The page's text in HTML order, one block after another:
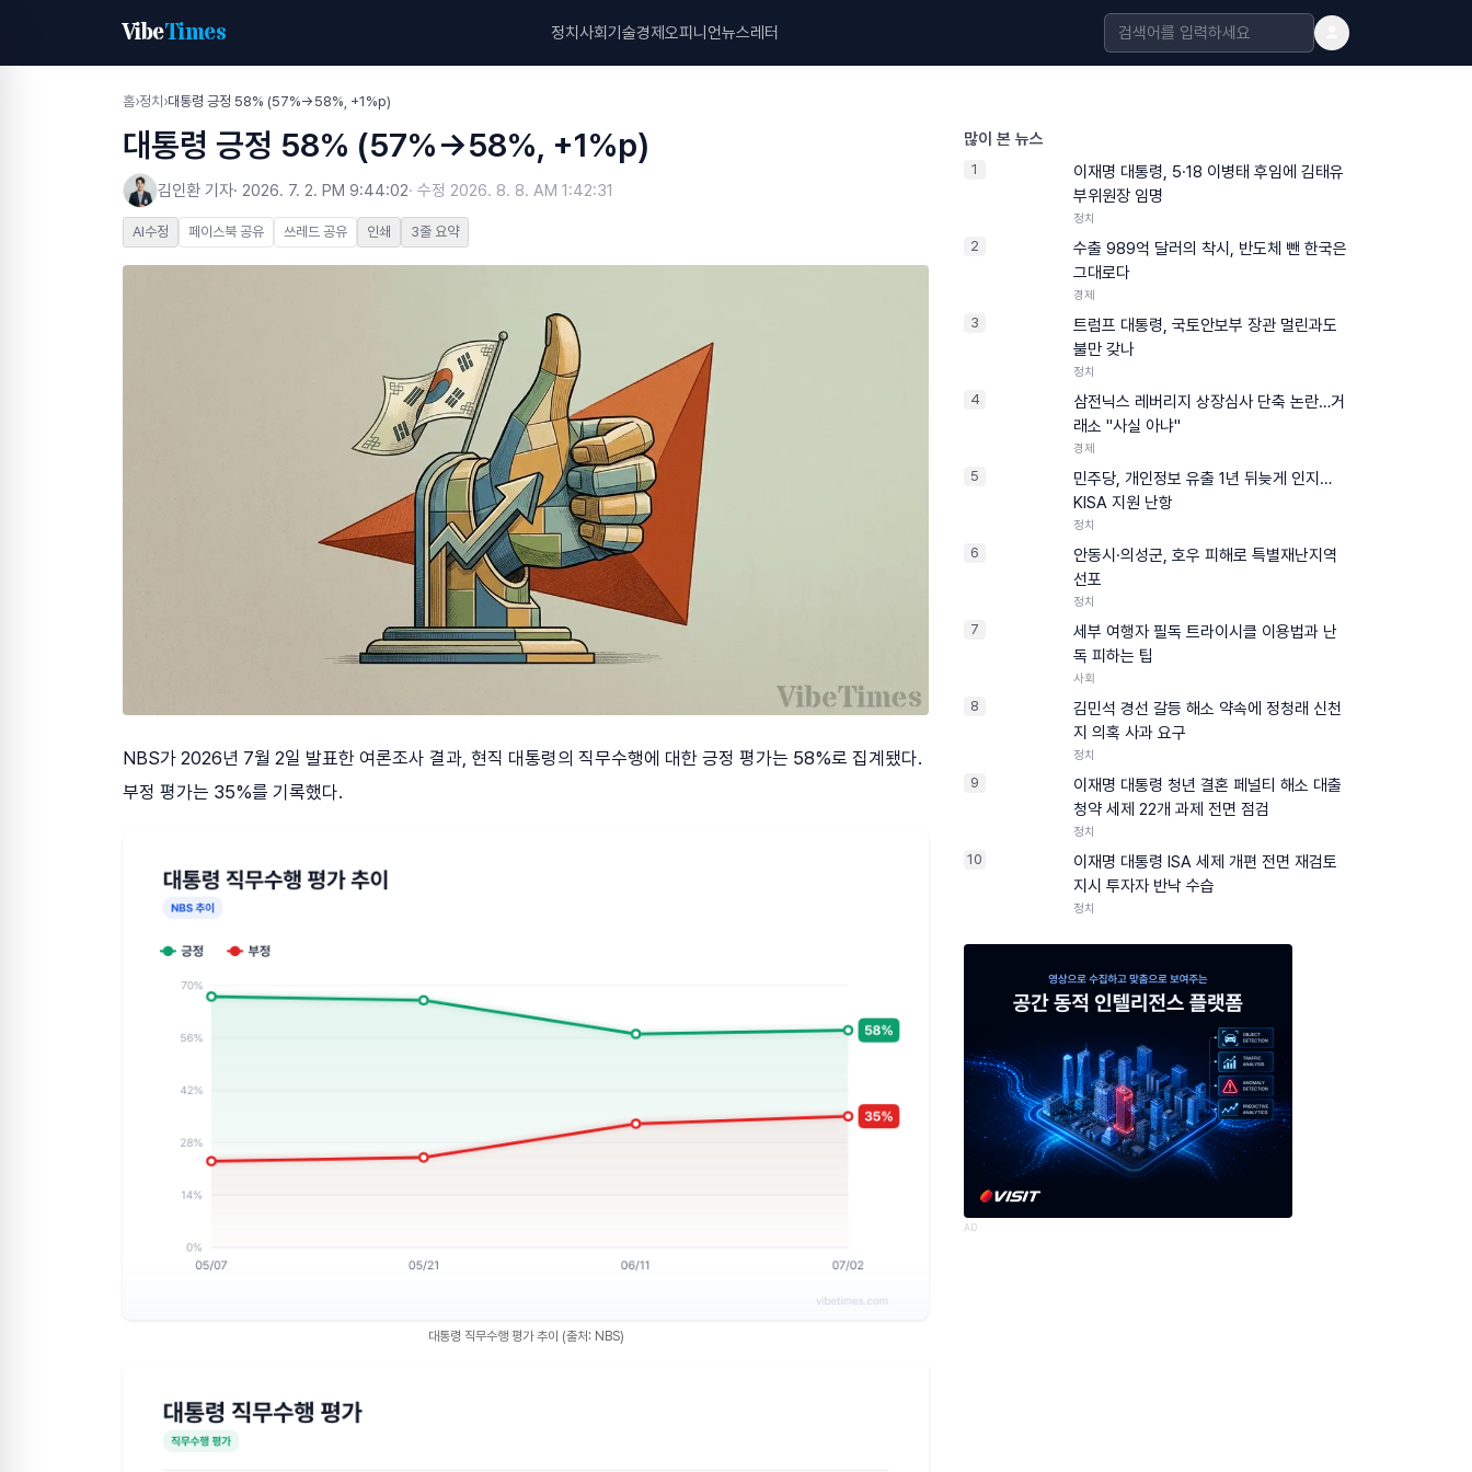
VibeTimes 정치사회기술경제오피니언뉴스레터
홈›정치 ›대통령 긍정 58% (57%→58%, +1%p)
대통령 긍정 58% (57%→58%, +1%p)
김인환 기자· 2026. 7. 2. PM 9:44:02· 수정 2026. 8. 8. AM 1:42:31
AI수정 페이스북 공유 쓰레드 공유 인쇄 3줄 요약
NBS가 2026년 7월 2일 발표한 여론조사 결과, 현직 대통령의 직무수행에 대한 긍정 평가는 58%로 집계됐다.
부정 평가는 35%를 기록했다.
대통령 직무수행 평가 추이 (출처: NBS)
많이 본 뉴스
1
이재명 대통령, 5·18 이병태 후임에 김태유
부위원장 임명
정치
2
수출 989억 달러의 착시, 반도체 뺀 한국은
그대로다
경제
3
트럼프 대통령, 국토안보부 장관 멀린과도
불만 갖나
정치
4
삼전닉스 레버리지 상장심사 단축 논란…거
래소 "사실 아냐"
경제
5
민주당, 개인정보 유출 1년 뒤늦게 인지…
KISA 지원 난항
정치
6
안동시·의성군, 호우 피해로 특별재난지역
선포
정치
7
세부 여행자 필독 트라이시클 이용법과 난
독 피하는 팁
사회
8
김민석 경선 갈등 해소 약속에 정청래 신천
지 의혹 사과 요구
정치
9
이재명 대통령 청년 결혼 페널티 해소 대출
청약 세제 22개 과제 전면 점검
정치
10
이재명 대통령 ISA 세제 개편 전면 재검토
지시 투자자 반낙 수습
정치
AD